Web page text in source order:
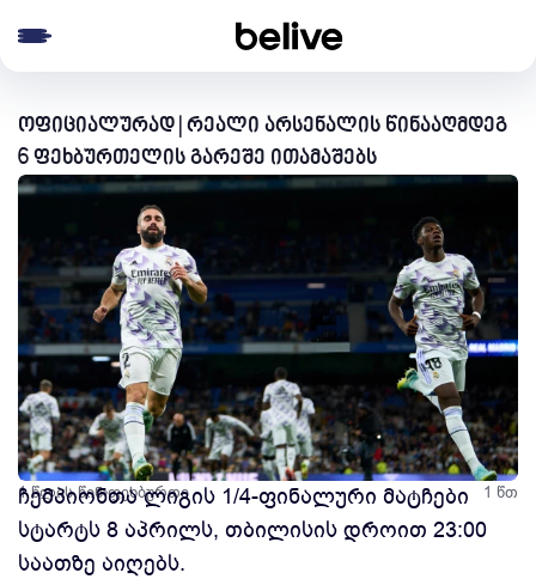
ოფიციალურად | რეალი არსენალის წინააღმდეგ
6 ფეხბურთელის გარეშე ითამაშებს
1 წლის წინ ფეხბურთი 1 წთ
ჩემპიონთა ლიგის 1/4-ფინალური მატჩები
სტარტს 8 აპრილს, თბილისის დროით 23:00
საათზე აიღებს.